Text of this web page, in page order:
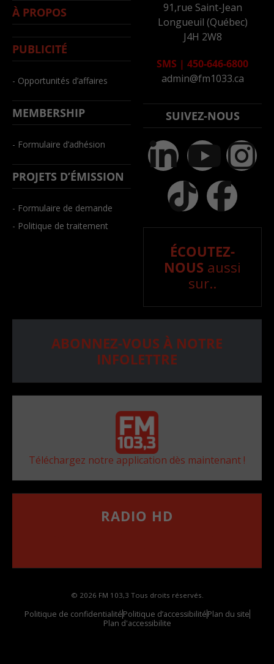
À PROPOS
PUBLICITÉ
- Opportunités d’affaires
MEMBERSHIP
- Formulaire d’adhésion
PROJETS D’ÉMISSION
- Formulaire de demande
- Politique de traitement
91,rue Saint-Jean
Longueuil (Québec)
J4H 2W8
SMS | 450-646-6800
admin@fm1033.ca
SUIVEZ-NOUS
ÉCOUTEZ-
NOUS aussi
sur..
ABONNEZ-VOUS À NOTRE
INFOLETTRE
Téléchargez notre application dès maintenant !
RADIO HD
© 2026 FM 103,3 Tous droits réservés.
Politique de confidentialitéPolitique d’accessibilitéPlan du site
Plan d'accessibilite